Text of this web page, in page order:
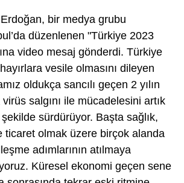
bir medya grubu
düzenlenen "Türkiye 2023
video mesaj gönderdi. Türkiye
vesile olmasını dileyen
oldukça sancılı geçen 2 yılın
salgını ile mücadelesini artık
sürdürüyor. Başta sağlık,
ticaret olmak üzere birçok alanda
adımlarının atılmaya
Küresel ekonomi geçen sene